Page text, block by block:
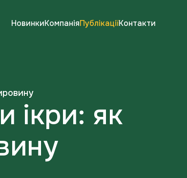
НовинкиКомпаніяПублікаціїКонтакти
ікри: як